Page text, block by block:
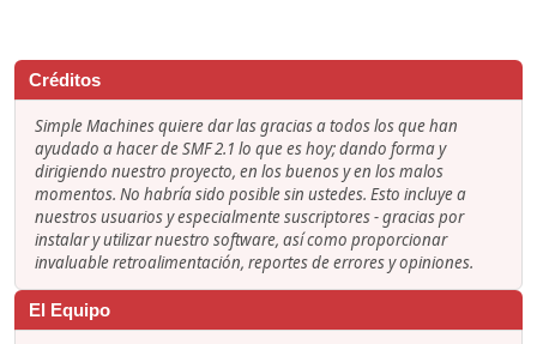
Créditos
Simple Machines quiere dar las gracias a todos los que han
ayudado a hacer de SMF 2.1 lo que es hoy; dando forma y
dirigiendo nuestro proyecto, en los buenos y en los malos
momentos. No habría sido posible sin ustedes. Esto incluye a
nuestros usuarios y especialmente suscriptores - gracias por
instalar y utilizar nuestro software, así como proporcionar
invaluable retroalimentación, reportes de errores y opiniones.
El Equipo